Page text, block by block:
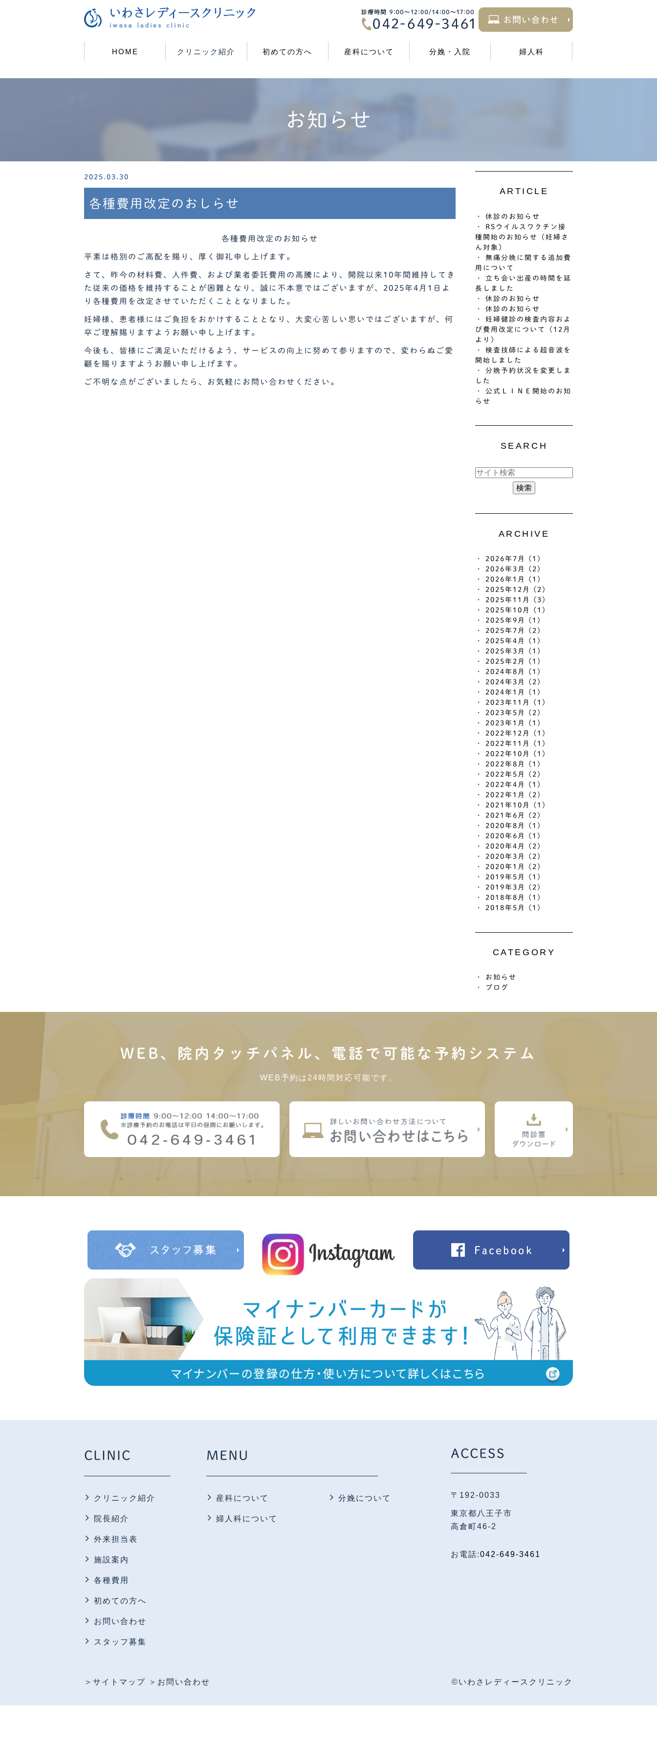
HOME クリニック紹介 初めての方へ 産科について 分娩・入院 婦人科
お知らせ
2025.03.30
各種費用改定のおしらせ
各種費用改定のお知らせ
平素は格別のご高配を賜り、厚く御礼申し上げます。
さて、昨今の材料費、人件費、および業者委託費用の高騰により、開院以来10年間維持してき
た従来の価格を維持することが困難となり、誠に不本意ではございますが、2025年4月1日よ
り各種費用を改定させていただくこととなりました。
妊婦様、患者様にはご負担をおかけすることとなり、大変心苦しい思いではございますが、何
卒ご理解賜りますようお願い申し上げます。
今後も、皆様にご満足いただけるよう、サービスの向上に努めて参りますので、変わらぬご愛
顧を賜りますようお願い申し上げます。
ご不明な点がございましたら、お気軽にお問い合わせください。
ARTICLE
休診のお知らせ
RSウイルスワクチン接
種開始のお知らせ（妊婦さ
ん対象）
無痛分娩に関する追加費
用について
立ち会い出産の時間を延
長しました
休診のお知らせ
休診のお知らせ
妊婦健診の検査内容およ
び費用改定について（12月
より）
検査技師による超音波を
開始しました
分娩予約状況を変更しま
した
公式ＬＩＮＥ開始のお知
らせ
SEARCH
ARCHIVE
2026年7月 (1)
2026年3月 (2)
2026年1月 (1)
2025年12月 (2)
2025年11月 (3)
2025年10月 (1)
2025年9月 (1)
2025年7月 (2)
2025年4月 (1)
2025年3月 (1)
2025年2月 (1)
2024年8月 (1)
2024年3月 (2)
2024年1月 (1)
2023年11月 (1)
2023年5月 (2)
2023年1月 (1)
2022年12月 (1)
2022年11月 (1)
2022年10月 (1)
2022年8月 (1)
2022年5月 (2)
2022年4月 (1)
2022年1月 (2)
2021年10月 (1)
2021年6月 (2)
2020年8月 (1)
2020年6月 (1)
2020年4月 (2)
2020年3月 (2)
2020年1月 (2)
2019年5月 (1)
2019年3月 (2)
2018年8月 (1)
2018年5月 (1)
CATEGORY
お知らせ
ブログ
WEB、院内タッチパネル、電話で可能な予約システム
WEB予約は24時間対応可能です。
CLINIC
クリニック紹介
院長紹介
外来担当表
施設案内
各種費用
初めての方へ
お問い合わせ
スタッフ募集
MENU
産科について
婦人科について
分娩について
ACCESS
〒192-0033
東京都八王子市
高倉町46-2
お電話:042-649-3461
＞サイトマップ ＞お問い合わせ ©いわさレディースクリニック